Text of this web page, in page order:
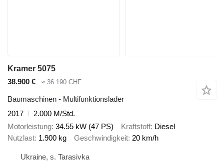
Kramer 5075
38.900 €
≈ 36.190 CHF
Baumaschinen - Multifunktionslader
2017
2.000 M/Std.
Motorleistung 34.55 kW (47 PS) Kraftstoff Diesel
Nutzlast 1.900 kg Geschwindigkeit 20 km/h
Ukraine, s. Tarasivka